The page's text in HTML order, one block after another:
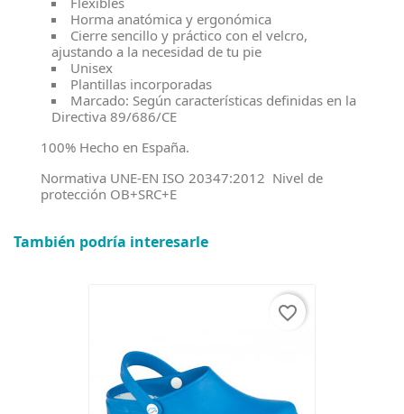
Horma anatómica y ergonómica
Cierre sencillo y práctico con el velcro,
ajustando a la necesidad de tu pie
Unisex
Plantillas incorporadas
Marcado: Según características definidas en la
Directiva 89/686/CE
100% Hecho en España.
Normativa UNE-EN ISO 20347:2012 Nivel de
protección OB+SRC+E
También podría interesarle
favorite_border